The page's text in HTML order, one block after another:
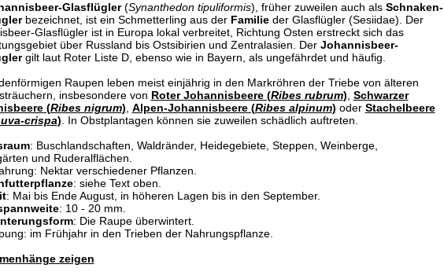
Glasflügler(Synanthedon tipuliformis), früher zuweilen auch als Schnaken-
bezeichnet, ist ein Schmetterling aus der Familieder Glasflügler (Sesiidae). Der
Glasflügler ist in Europa lokal verbreitet, Richtung Osten erstreckt sich das
über Russland bis Ostsibirien und Zentralasien. Der Johannisbeer-
gilt laut Roter Liste D, ebenso wie in Bayern, als ungefährdet und häufig.
Raupen leben meist einjährig in den Markröhren der Triebe von älteren
insbesondere von Roter Johannisbeere (Ribes rubrum) Schwarzer
(Ribes nigrum) Alpen-Johannisbeere (Ribes alpinum) oder Stachelbeere
crispa) . In Obstplantagen können sie zuweilen schädlich auftreten.
: Buschlandschaften, Waldränder, Heidegebiete, Steppen, Weinberge,
und Ruderalflächen.
Nektar verschiedener Pflanzen.
: siehe Text oben.
: Mai bis Ende August, in höheren Lagen bis in den September.
: 10 - 20 mm.
: Die Raupe überwintert.
im Frühjahr in den Trieben der Nahrungspflanze.
zeigen